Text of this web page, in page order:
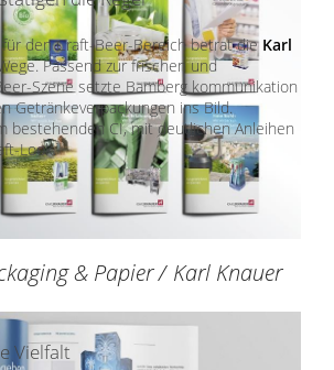
den Craft-Beer-Bereich betrat die Karl
Passend zur frischen und
Szene setzte Bamberg kommunikation
Getränkeverpackungen ins Bild.
bestehenden CI, mit deutlichen Anleihen
Look.
Vielfalt
& Papier/ Karl Knauer